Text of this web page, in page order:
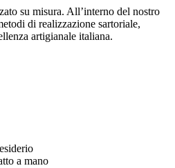
su misura. All’interno del nostro
di realizzazione sartoriale,
artigianale italiana.
a mano